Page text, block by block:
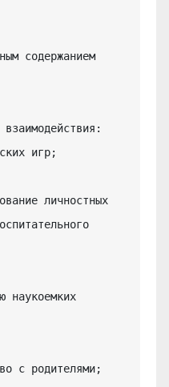
содержанием
игр;
личностных
наукоемких
с родителями;